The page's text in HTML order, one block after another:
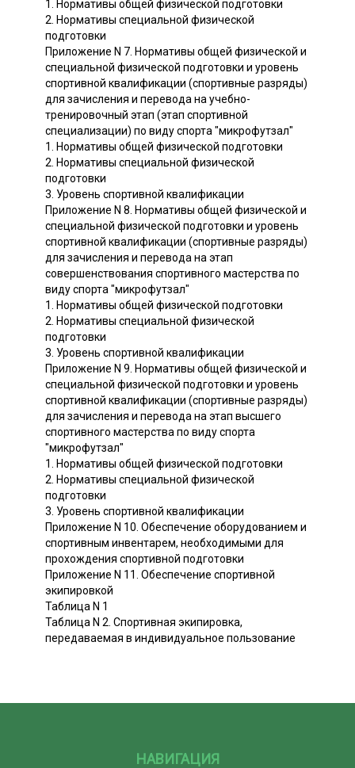
1. Нормативы общей физической подготовки
2. Нормативы специальной физической
подготовки
Приложение N 7. Нормативы общей физической и
специальной физической подготовки и уровень
спортивной квалификации (спортивные разряды)
для зачисления и перевода на учебно-
тренировочный этап (этап спортивной
специализации) по виду спорта "микрофутзал"
1. Нормативы общей физической подготовки
2. Нормативы специальной физической
подготовки
3. Уровень спортивной квалификации
Приложение N 8. Нормативы общей физической и
специальной физической подготовки и уровень
спортивной квалификации (спортивные разряды)
для зачисления и перевода на этап
совершенствования спортивного мастерства по
виду спорта "микрофутзал"
1. Нормативы общей физической подготовки
2. Нормативы специальной физической
подготовки
3. Уровень спортивной квалификации
Приложение N 9. Нормативы общей физической и
специальной физической подготовки и уровень
спортивной квалификации (спортивные разряды)
для зачисления и перевода на этап высшего
спортивного мастерства по виду спорта
"микрофутзал"
1. Нормативы общей физической подготовки
2. Нормативы специальной физической
подготовки
3. Уровень спортивной квалификации
Приложение N 10. Обеспечение оборудованием и
спортивным инвентарем, необходимыми для
прохождения спортивной подготовки
Приложение N 11. Обеспечение спортивной
экипировкой
Таблица N 1
Таблица N 2. Спортивная экипировка,
передаваемая в индивидуальное пользование
НАВИГАЦИЯ